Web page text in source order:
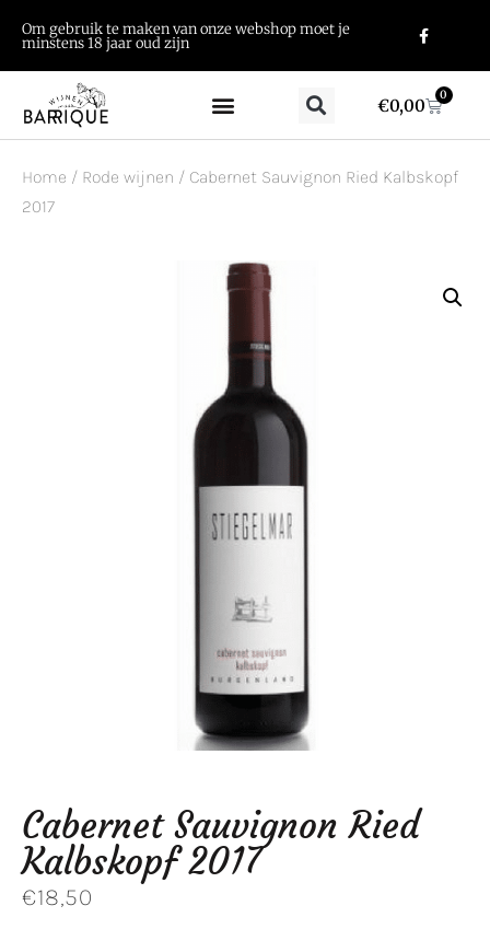
Om gebruik te maken van onze webshop moet je
minstens 18 jaar oud zijn
€0,00
0
Home / Rode wijnen / Cabernet Sauvignon Ried Kalbskopf
2017
Cabernet Sauvignon Ried
Kalbskopf 2017
€18,50